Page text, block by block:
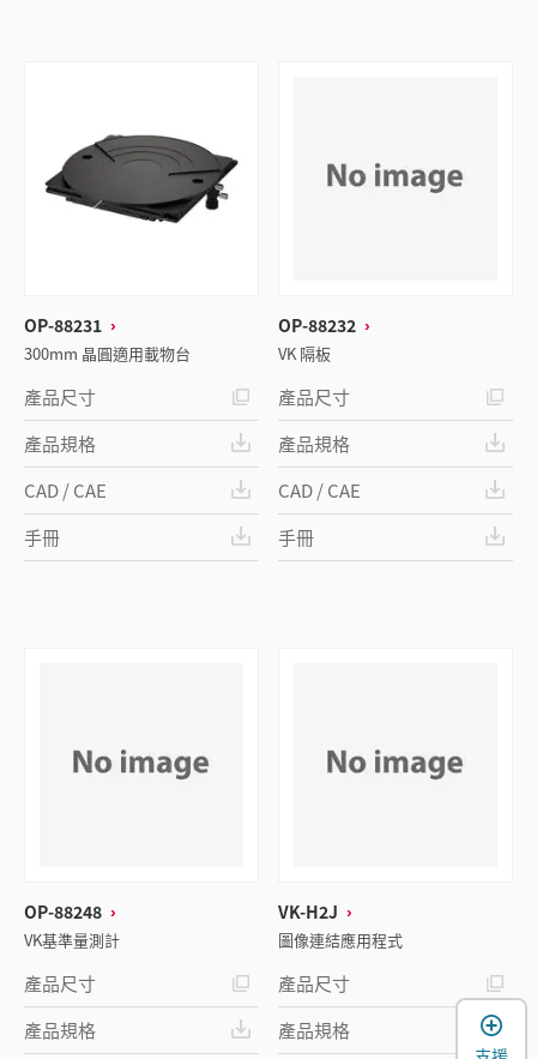
OP-88231
300mm 晶圓適用載物台
產品尺寸
產品規格
CAD / CAE
手冊
OP-88232
VK 隔板
產品尺寸
產品規格
CAD / CAE
手冊
OP-88248
VK基準量測計
產品尺寸
產品規格
VK-H2J
圖像連結應用程式
產品尺寸
產品規格